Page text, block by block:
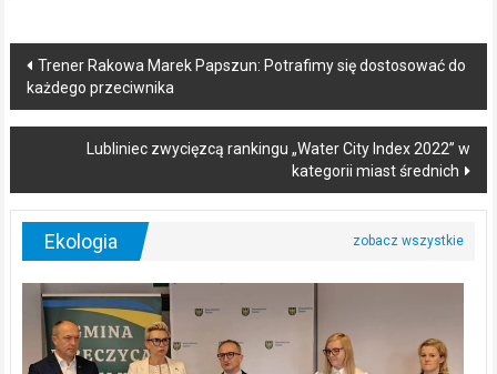
Post
navigation
Trener Rakowa Marek Papszun: Potrafimy się dostosować do
każdego przeciwnika
Lubliniec zwycięzcą rankingu „Water City Index 2022” w
kategorii miast średnich
Ekologia